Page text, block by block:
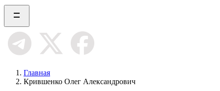
Главная
Крившенко Олег Александрович